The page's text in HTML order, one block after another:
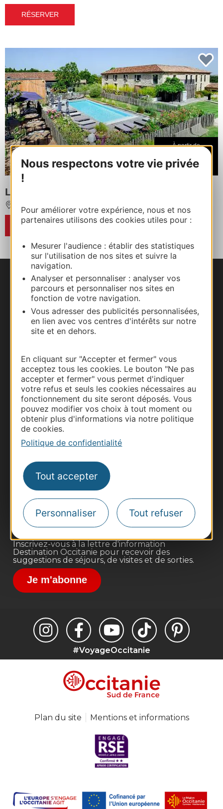
Nous respectons votre vie privée
!
Pour améliorer votre expérience, nous et nos
partenaires utilisons des cookies utiles pour :
Mesurer l'audience : établir des statistiques
sur l'utilisation de nos sites et suivre la
navigation.
Analyser et personnaliser : analyser vos
parcours et personnaliser nos sites en
fonction de votre navigation.
Vous adresser des publicités personnalisées,
en lien avec vos centres d'intérêts sur notre
site et en dehors.
En cliquant sur "Accepter et fermer" vous
acceptez tous les cookies. Le bouton "Ne pas
accepter et fermer" vous permet d'indiquer
votre refus et seuls les cookies nécessaires au
fonctionnement du site seront déposés. Vous
pouvez modifier vos choix à tout moment ou
obtenir plus d'informations via notre politique
de cookies.
Politique de confidentialité
Tout accepter
Personnaliser Tout refuser
RÉSERVER
À partir de
99€
/ Chambre double
Le Domaine de Baulieu, Singuliers Hôtel
AUCH
RÉSERVER
Nous contacter
Carte interactive
Documentation
Business/Mice
Pros d'Occitanie
Site presse et d'influence
Voyagistes
Destination Sport
Inscrivez-vous à la lettre d'information
Destination Occitanie pour recevoir des
suggestions de séjours, de visites et de sorties.
Je m'abonne
#VoyageOccitanie
Plan du site Mentions et informations